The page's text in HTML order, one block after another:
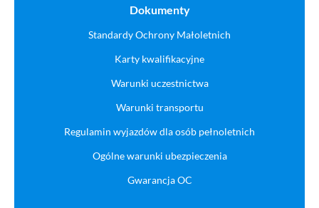
Dokumenty
Standardy Ochrony Małoletnich
Karty kwalifikacyjne
Warunki uczestnictwa
Warunki transportu
Regulamin wyjazdów dla osób pełnoletnich
Ogólne warunki ubezpieczenia
Gwarancja OC